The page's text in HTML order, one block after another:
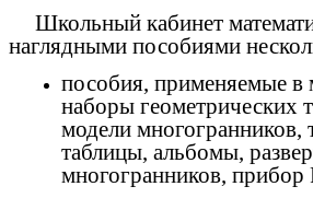
Школьный кабинет
наглядными пособиями
пособия, применяемые в
наборы геометрических
модели многогранников,
таблицы, альбомы,
многогранников, прибор